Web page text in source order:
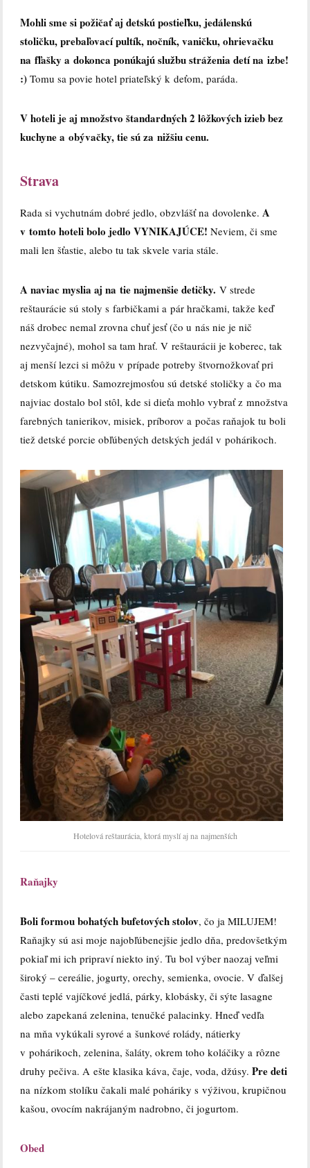
Mohli sme si požičať aj detskú postieľku, jedálenskú
stoličku, prebaľovací pultík, nočník, vaničku, ohrievačku
na fľašky a dokonca ponúkajú službu stráženia detí na izbe!
:)Tomu sa povie hotel priateľský k deťom, paráda.
V hoteli je aj množstvo štandardných 2 lôžkových izieb bez
kuchyne a obývačky, tie sú za nižšiu cenu.
Strava
Rada si vychutnám dobré jedlo, obzvlášť na dovolenke.A
v tomto hoteli bolo jedlo VYNIKAJÚCE! Neviem, či sme
mali len šťastie, alebo tu tak skvele varia stále.
A naviac myslia aj na tie najmenšie detičky. V strede
reštaurácie sú stoly s farbičkami a pár hračkami, takže keď
náš drobec nemal zrovna chuť jesť (čo u nás nie je nič
nezvyčajné), mohol sa tam hrať. V reštaurácii je koberec, tak
aj menší lezci si môžu v prípade potreby štvornožkovať pri
detskom kútiku. Samozrejmosťou sú detské stoličky a čo ma
najviac dostalo bol stôl, kde si dieťa mohlo vybrať z množstva
farebných tanierikov, misiek, príborov a počas raňajok tu boli
tiež detské porcie obľúbených detských jedál v pohárikoch.
Hotelová reštaurácia, ktorá myslí aj na najmenších
Raňajky
Boli formou bohatých bufetových stolov, čo ja MILUJEM!
Raňajky sú asi moje najobľúbenejšie jedlo dňa, predovšetkým
pokiaľ mi ich pripraví niekto iný. Tu bol výber naozaj veľmi
široký – cereálie, jogurty, orechy, semienka, ovocie. V ďalšej
časti teplé vajíčkové jedlá, párky, klobásky, či sýte lasagne
alebo zapekaná zelenina, tenučké palacinky. Hneď vedľa
na mňa vykúkali syrové a šunkové rolády, nátierky
v pohárikoch, zelenina, šaláty, okrem toho koláčiky a rôzne
druhy pečiva. A ešte klasika káva, čaje, voda, džúsy.Pre deti
na nízkom stolíku čakali malé poháriky s výživou, krupičnou
kašou, ovocím nakrájaným nadrobno, či jogurtom.
Obed